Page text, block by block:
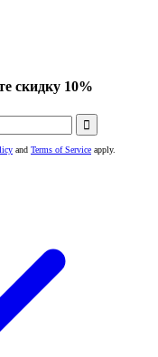
скидку 10%

and Terms of Service apply.